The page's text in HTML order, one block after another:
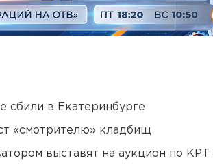
сбили в Екатеринбурге
«смотрителю» кладбищ
выставят на аукцион по КРТ